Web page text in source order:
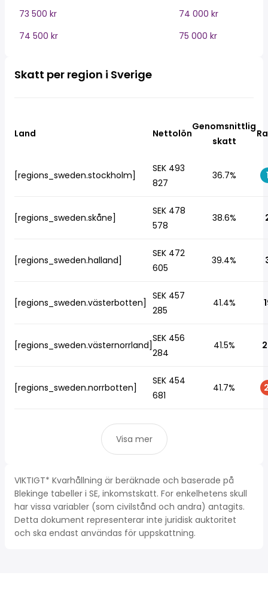
73 500 kr
74 000 kr
74 500 kr
75 000 kr
Skatt per region i Sverige
Land Nettolön
Genomsnittlig
skatt
[regions_sweden.stockholm]
SEK 493
827
36.7%
[regions_sweden.skåne]
SEK 478
578
38.6%
[regions_sweden.halland]
SEK 472
605
39.4%
[regions_sweden.västerbotten]
SEK 457
285
41.4%
[regions_sweden.västernorrland]
SEK 456
284
41.5%
[regions_sweden.norrbotten]
SEK 454
681
41.7%
Visa mer
VIKTIGT* Kvarhållning är beräknade och baserade på
Blekinge tabeller i SE, inkomstskatt. For enkelhetens skull
har vissa variabler (som civilstånd och andra) antagits.
Detta dokument representerar inte juridisk auktoritet
och ska endast användas för uppskattning.